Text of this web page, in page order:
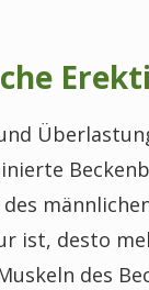
ist, desto
des